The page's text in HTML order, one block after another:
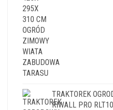
TRAKTOREK
RIWALL PRO